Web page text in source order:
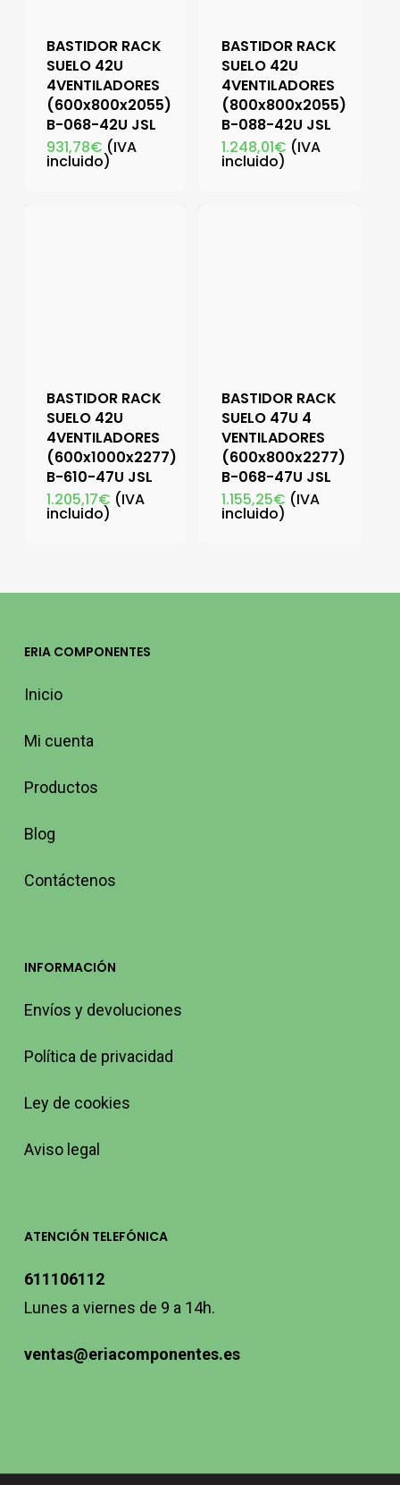
BASTIDOR RACK
SUELO 42U
4VENTILADORES
(600x800x2055)
B-068-42U JSL
931,78€ (IVA
incluido)
BASTIDOR RACK
SUELO 42U
4VENTILADORES
(800x800x2055)
B-088-42U JSL
1.248,01€ (IVA
incluido)
BASTIDOR RACK
SUELO 42U
4VENTILADORES
(600x1000x2277)
B-610-47U JSL
1.205,17€ (IVA
incluido)
BASTIDOR RACK
SUELO 47U 4
VENTILADORES
(600x800x2277)
B-068-47U JSL
1.155,25€ (IVA
incluido)
ERIA COMPONENTES
Inicio
Mi cuenta
Productos
Blog
Contáctenos
INFORMACIÓN
Envíos y devoluciones
Política de privacidad
Ley de cookies
Aviso legal
ATENCIÓN TELEFÓNICA
611106112
Lunes a viernes de 9 a 14h.
ventas@eriacomponentes.es